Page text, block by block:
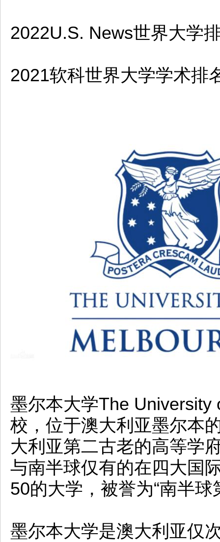
2022U.S. News世界大学
2021软科世界大学学术排
墨尔本大学The
校，位于澳大利亚墨尔本
大利亚第二古老的高等学
与南半球仅有的在四大国
50的大学，被誉为“南半球
墨尔本大学是澳大利亚仅